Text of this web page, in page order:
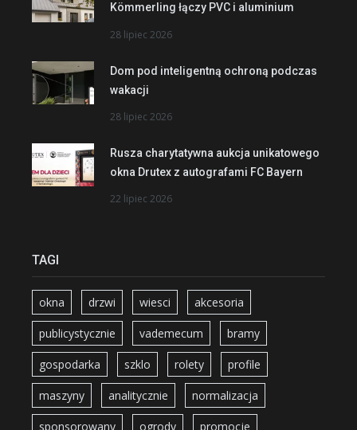
Kömmerling łączy PVC i aluminium
28 lipiec 2026
Dom pod inteligentną ochroną podczas
wakacji
28 lipiec 2026
Rusza charytatywna aukcja unikatowego
okna Drutex z autografami FC Bayern
22 lipiec 2026
TAGI
okna drzwi wiesci akcesoria
publicystycznie vademecum bramy
gospodarka szklo rolety profile
maszyny analitycznie normalizacja
sponsorowany ogrody promocje